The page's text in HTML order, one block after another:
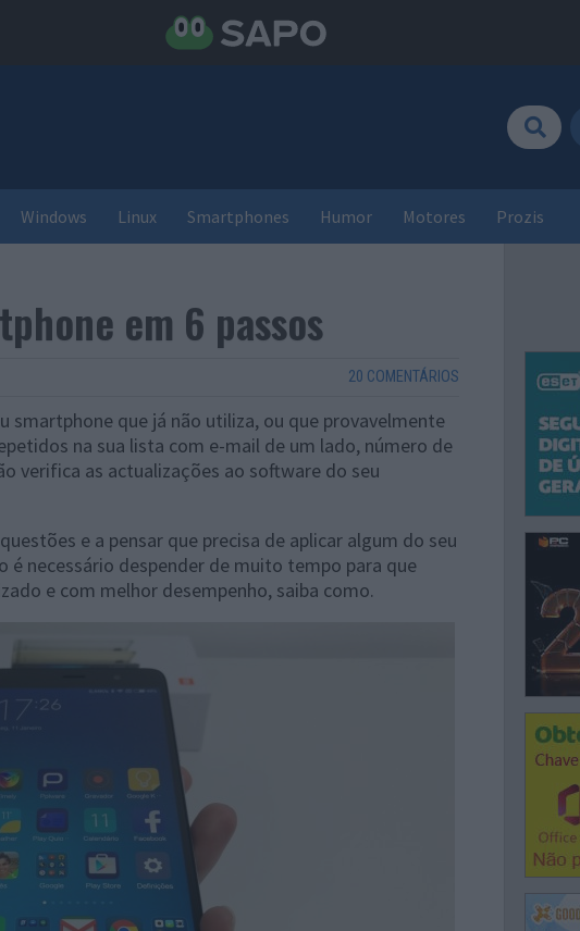
Windows Linux Smartphones Humor Motores Prozis
em 6 passos
20 COMENTÁRIOS
smartphone que já não utiliza, ou que provavelmente
na sua lista com e-mail de um lado, número de
verifica as actualizações ao software do seu
e a pensar que precisa de aplicar algum do seu
é necessário despender de muito tempo para que
e com melhor desempenho, saiba como.